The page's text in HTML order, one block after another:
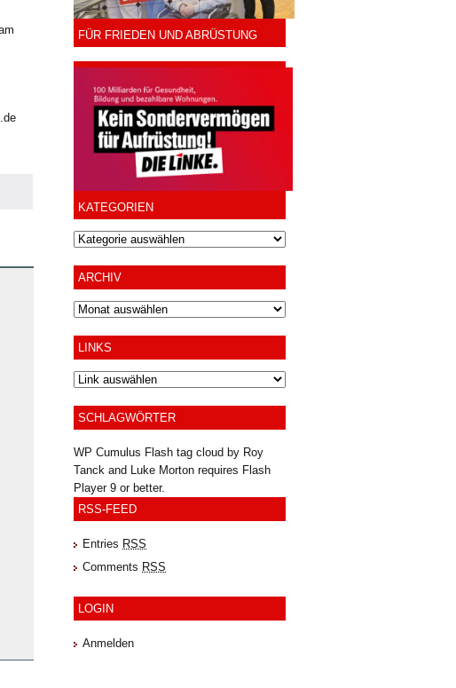
FÜR FRIEDEN UND ABRÜSTUNG
KATEGORIEN
ARCHIV
Archiv
LINKS
SCHLAGWÖRTER
WP Cumulus Flash tag cloud by Roy
Tanck and Luke Morton requires Flash
Player9 or better.
RSS-FEED
Entries RSS
Comments RSS
LOGIN
Anmelden